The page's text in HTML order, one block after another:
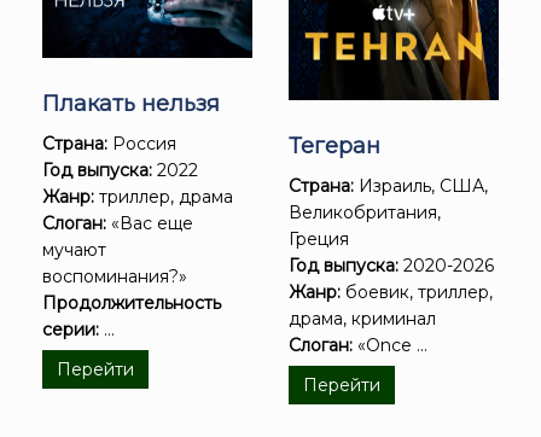
Плакать нельзя
Страна: Россия
Год выпуска: 2022
Жанр: триллер, драма
Слоган: «Вас еще
мучают
воспоминания?»
Продолжительность
серии: ...
Перейти
Тегеран
Страна: Израиль, США,
Великобритания,
Греция
Год выпуска: 2020-2026
Жанр: боевик, триллер,
драма, криминал
Слоган: «Once ...
Перейти